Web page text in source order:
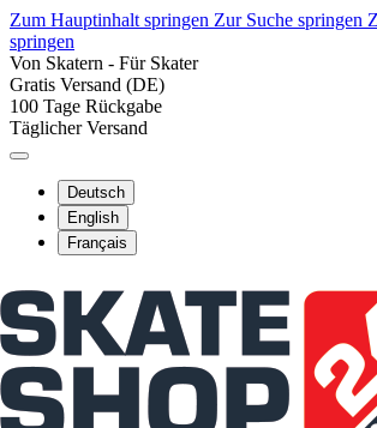
Zum Hauptinhalt springen Zur Suche springen
springen
Von Skatern - Für Skater
Gratis Versand (DE)
100 Tage Rückgabe
Täglicher Versand
Deutsch
English
Français